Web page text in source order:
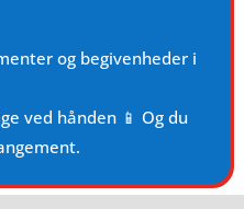
og begivenheder i
ved hånden 📱 Og du